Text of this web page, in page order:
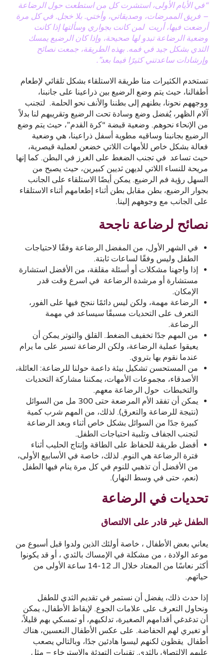
“في الأيام الأولى، استشرت كل من استطعت حول الرضاعة
– فريق الممرضات، وصديقاتي، وأختي. بلا خجل. في كل مرة
أرضعت فيها، أريت لمن كانت بجواري وسألتها إذا كانت
وضعية الرضاعة تبدو لها صحيحة، وإذا كان الرضيع يمسك
الثدي بشكل جيد في فمه. بهذه الطريقة، جمعت نصائح
وإرشادات ساعدتني كثيرًا فيما بعد”.
تستخدم الكثيرات منا طريقة الاستلقاء بشكل تلقائي لإطعام
أطفالنا، حيث يتم وضع الرضيع بين ذراعينا على جانبنا،
ووجههم نحونا، بطنهم إلى بطننا والأنف نحو الحلمة. لتجنب
آلام الظهر، يُفضل وضع وسادة تحت الرضيع وتقريبهم لنا بدلاً
من الإنحاء نحوهم. وضعية قبضة “كرة القدم”، حيث يتم وضع
الرضيع بجانبنا وساقيه مطوية أسفل ذراعينا، هي وضعية
فعالة بشكل خاص للأمهات اللاتي خضعن لعملية قيصرية،
حيث تساعد في تجنب الضغط على الغرز في البطن. كما إنها
مريحة للنساء اللاتي لديهن ثديين كبيرين، حيث يصبح من
السهل رؤية فم الرضيع. يمكن أيضًا الاستلقاء على الجانب
بجوار الرضيع، بطن مقابل بطن أثناء إطعامهم أثناء الاستلقاء
على الجانب مع وجوههم إلينا.
نصائح لرضاعة ناجحة
في الشهر الأول، من المفضل الرضاعة وفقًا لاحتياجات
الطفل وليس وفقًا لساعات ثابتة.
إذا واجهنا مشكلات أو أسئلة مقلقة، من الأفضل استشارة
مستشارة أو مرشدة الرضاعة في اسرع وقت قدر
الإمكان.
الرضاعة مهمة، ولكن ليس دائمًا ننجح فيها على الفور،
التعرف على التحديات مسبقًا سيساعد في مهمة
الرضاعة.
من المهم جدًا تخفيف الضغط. القلق والتوتر يمكن أن
يعيقوا عملية الرضاعة، ولكن الرضاعة تسير على ما يرام
عندما نقوم بها بتروي.
من المستحسن تشكيل بيئة داعمة حولنا للرضاعة: العائلة،
الأصدقاء، مجموعات الأمهات، يمكننا مشاركة التحديات
والتخبطات حول الرضاعة معهم.
يمكن أن تفقد الأم المرضعة حتى 300 مل من السوائل
(نتيجة للرضاعة والتعرق). لذلك، من المهم شرب كمية
كبيرة جدًا من السوائل بشكل خاص أثناء وبعد الرضاعة
لتجنب الجفاف وتلبية احتياجات الطفل.
أفضل طريقة للحفاظ على الطاقة وإنتاج الحليب أثناء
فترة الرضاعة هي النوم. لذلك، خاصة في الأسابيع الأولى،
من الأفضل أن تذهبي للنوم في كل مرة ينام فيها الطفل
(نعم، حتى في وسط النهار).
تحديات في الرضاعة
الطفل غير قادر على الالتصاق
يعاني بعض الأطفال ، خاصة أولئك الذين ولدوا قبل أسبوع من
موعد الولادة ، من مشكلة في الإمساك بالثدي ، أو قد يكونوا
أكثر نعاسًا من المعتاد خلال الـ 12-14 ساعة الأولى من
حياتهم.
إذا حدث ذلك، يفضل أن نستمر في تقديم الثدي للطفل
ونحاول التعرف على علامات الجوع. لإيقاظ الأطفال، يمكن
أن تدغدغي أقدامهم الصغيرة، تدلكيهم، أو تمسكي بهم قليلاً،
أو تغيري لهم الحفاضة. على عكس الأطفال النعسين، هناك
أطفال يقظون لكنهم ليسوا هادئين جدًا، وبالتالي يصعب
عليهم الالتصاق بالثدي. تقنيات التهدئة والاسترخاء – مثل